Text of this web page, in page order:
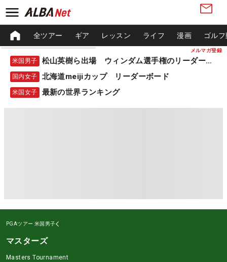
メルマガ登録
全ツアー ギア レッスン ライフ 漫画 ゴル
米国男子 松山英樹ら出場 ウィンダム選手権のリーダーボード
国内女子 北海道meijiカップ リーダーボード
米国女子 最新の世界ランキング
PGAツアー 米国男子
マスターズ
Masters Tournament